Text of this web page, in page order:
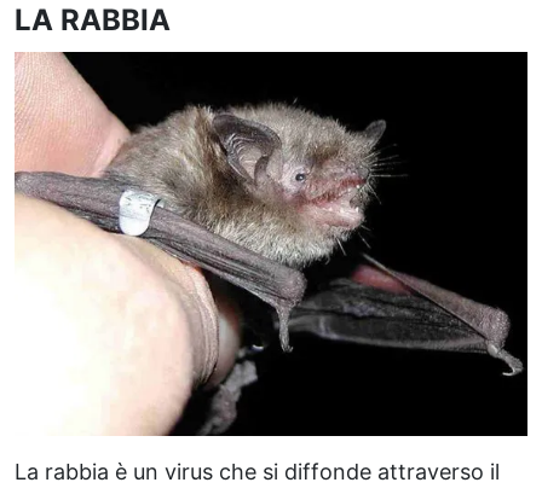
LA RABBIA
La rabbia è un virus che si diffonde attraverso il